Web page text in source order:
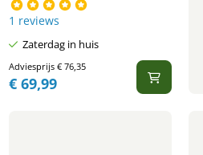
1 reviews
Zaterdag in huis
Adviesprijs €76,35
€69,99